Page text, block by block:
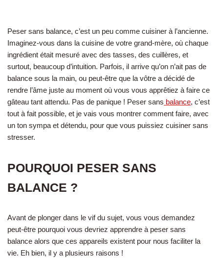
Peser sans balance, c’est un peu comme cuisiner à l’ancienne.
Imaginez-vous dans la cuisine de votre grand-mère, où chaque
ingrédient était mesuré avec des tasses, des cuillères, et
surtout, beaucoup d’intuition. Parfois, il arrive qu’on n’ait pas de
balance sous la main, ou peut-être que la vôtre a décidé de
rendre l’âme juste au moment où vous vous apprêtiez à faire ce
gâteau tant attendu. Pas de panique ! Peser sans balance, c’est
tout à fait possible, et je vais vous montrer comment faire, avec
un ton sympa et détendu, pour que vous puissiez cuisiner sans
stresser.
POURQUOI PESER SANS
BALANCE ?
Avant de plonger dans le vif du sujet, vous vous demandez
peut-être pourquoi vous devriez apprendre à peser sans
balance alors que ces appareils existent pour nous faciliter la
vie. Eh bien, il y a plusieurs raisons !